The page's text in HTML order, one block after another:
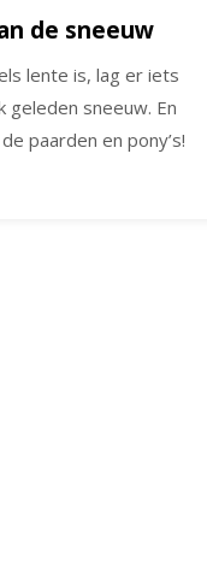
de sneeuw
lente is, lag er iets
geleden sneeuw. En
paarden en pony’s!